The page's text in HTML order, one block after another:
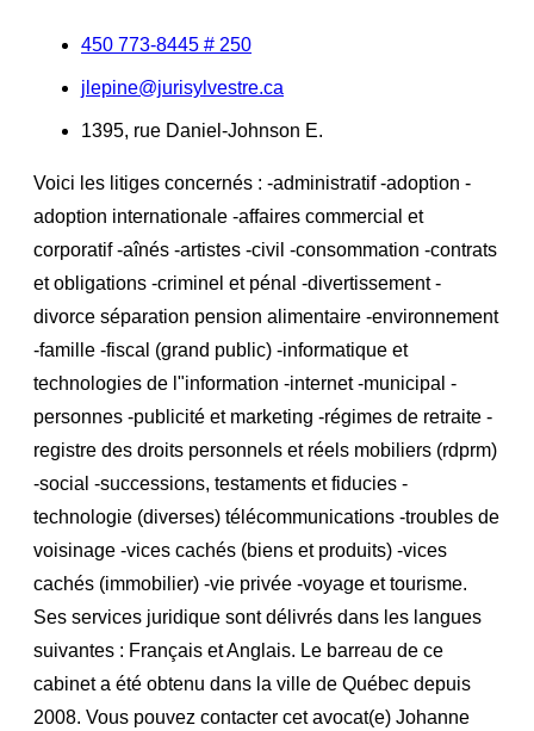
450 773-8445 # 250
jlepine@jurisylvestre.ca
1395, rue Daniel-Johnson E.
Voici les litiges concernés : -administratif -adoption -
adoption internationale -affaires commercial et
corporatif -aînés -artistes -civil -consommation -contrats
et obligations -criminel et pénal -divertissement -
divorce séparation pension alimentaire -environnement
-famille -fiscal (grand public) -informatique et
technologies de l"information -internet -municipal -
personnes -publicité et marketing -régimes de retraite -
registre des droits personnels et réels mobiliers (rdprm)
-social -successions, testaments et fiducies -
technologie (diverses) télécommunications -troubles de
voisinage -vices cachés (biens et produits) -vices
cachés (immobilier) -vie privée -voyage et tourisme.
Ses services juridique sont délivrés dans les langues
suivantes : Français et Anglais. Le barreau de ce
cabinet a été obtenu dans la ville de Québec depuis
2008. Vous pouvez contacter cet avocat(e) Johanne